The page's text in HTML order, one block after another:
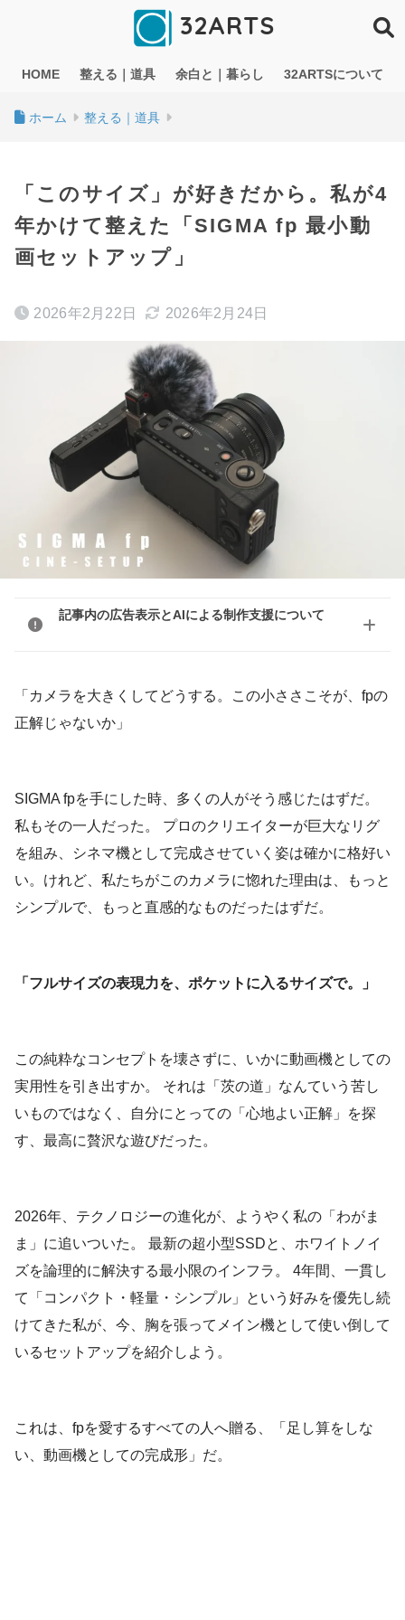
32ARTS
HOME 整える｜道具 余白と｜暮らし 32ARTSについて
ホーム 整える｜道具
「このサイズ」が好きだから。私が4
年かけて整えた「SIGMA fp 最小動
画セットアップ」
2026年2月22日 2026年2月24日
記事内の広告表示とAIによる制作支援について
「カメラを大きくしてどうする。この小ささこそが、fpの
正解じゃないか」
SIGMA fpを手にした時、多くの人がそう感じたはずだ。
私もその一人だった。 プロのクリエイターが巨大なリグ
を組み、シネマ機として完成させていく姿は確かに格好い
い。けれど、私たちがこのカメラに惚れた理由は、もっと
シンプルで、もっと直感的なものだったはずだ。
「フルサイズの表現力を、ポケットに入るサイズで。」
この純粋なコンセプトを壊さずに、いかに動画機としての
実用性を引き出すか。 それは「茨の道」なんていう苦し
いものではなく、自分にとっての「心地よい正解」を探
す、最高に贅沢な遊びだった。
2026年、テクノロジーの進化が、ようやく私の「わがま
ま」に追いついた。 最新の超小型SSDと、ホワイトノイ
ズを論理的に解決する最小限のインフラ。 4年間、一貫し
て「コンパクト・軽量・シンプル」という好みを優先し続
けてきた私が、今、胸を張ってメイン機として使い倒して
いるセットアップを紹介しよう。
これは、fpを愛するすべての人へ贈る、「足し算をしな
い、動画機としての完成形」だ。